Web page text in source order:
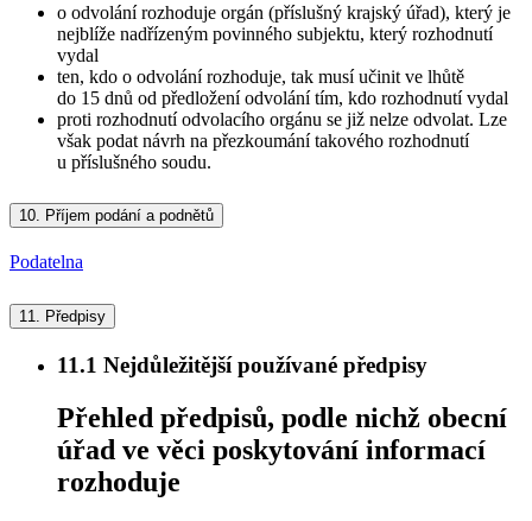
o odvolání rozhoduje orgán (příslušný krajský úřad), který je
nejblíže nadřízeným povinného subjektu, který rozhodnutí
vydal
ten, kdo o odvolání rozhoduje, tak musí učinit ve lhůtě
do 15 dnů od předložení odvolání tím, kdo rozhodnutí vydal
proti rozhodnutí odvolacího orgánu se již nelze odvolat. Lze
však podat návrh na přezkoumání takového rozhodnutí
u příslušného soudu.
10. Příjem podání a podnětů
Podatelna
11. Předpisy
11.1 Nejdůležitější používané předpisy
Přehled předpisů, podle nichž obecní
úřad ve věci poskytování informací
rozhoduje